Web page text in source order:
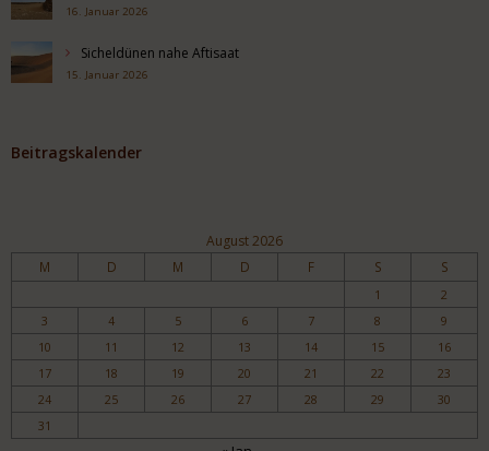
16. Januar 2026
Sicheldünen nahe Aftisaat
15. Januar 2026
Beitragskalender
August 2026
M D M D F S S
1
2
3
4 5 6 7 8
9
10
11 12 13 14 15
16
17
18 19 20 21 22
23
24
25 26 27 28 29
30
31